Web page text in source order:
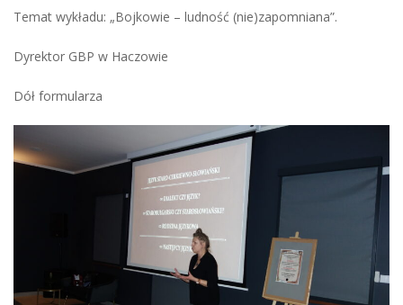
Temat wykładu: „Bojkowie – ludność (nie)zapomniana”.
Dyrektor GBP w Haczowie
Dół formularza